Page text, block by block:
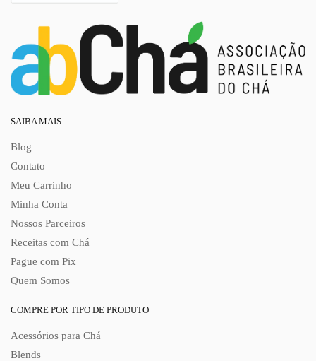
SAIBA MAIS
Blog
Contato
Meu Carrinho
Minha Conta
Nossos Parceiros
Receitas com Chá
Pague com Pix
Quem Somos
COMPRE POR TIPO DE PRODUTO
Acessórios para Chá
Blends